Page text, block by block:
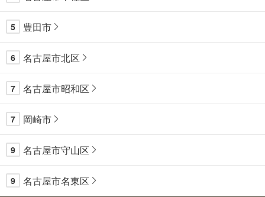
5 豊田市
6 名古屋市北区
7 名古屋市昭和区
7 岡崎市
9 名古屋市守山区
9 名古屋市名東区